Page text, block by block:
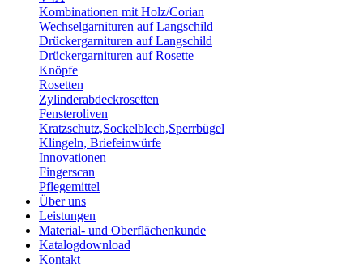
Kombinationen mit Holz/Corian
Wechselgarnituren auf Langschild
Drückergarnituren auf Langschild
Drückergarnituren auf Rosette
Knöpfe
Rosetten
Zylinderabdeckrosetten
Fensteroliven
Kratzschutz,Sockelblech,Sperrbügel
Klingeln, Briefeinwürfe
Innovationen
Fingerscan
Pflegemittel
Über uns
Leistungen
Material- und Oberflächenkunde
Katalogdownload
Kontakt